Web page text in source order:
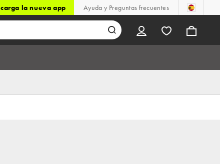
la nueva app Ayuda y Preguntas frecuentes